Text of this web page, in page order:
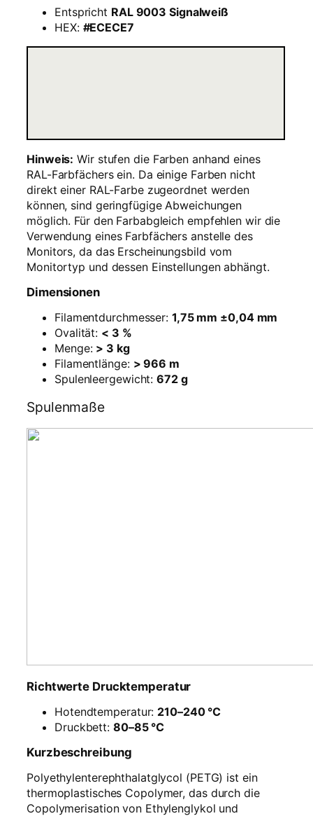
3
g
e
Entspricht RAL 9003 Signalweiß
HEX: #ECECE7
Hinweis: Wir stufen die Farben anhand eines
RAL-Farbfächers ein. Da einige Farben nicht
direkt einer RAL-Farbe zugeordnet werden
können, sind geringfügige Abweichungen
möglich. Für den Farbabgleich empfehlen wir die
Verwendung eines Farbfächers anstelle des
Monitors, da das Erscheinungsbild vom
Monitortyp und dessen Einstellungen abhängt.
Dimensionen
Filamentdurchmesser: 1,75 mm ±0,04 mm
Ovalität: < 3 %
Menge: > 3 kg
Filamentlänge: > 966 m
Spulenleergewicht:672 g
Spulenmaße
Richtwerte Drucktemperatur
Hotendtemperatur: 210–240 °C
Druckbett: 80–85 °C
Kurzbeschreibung
Polyethylenterephthalatglycol (PETG) ist ein
thermoplastisches Copolymer, das durch die
Copolymerisation von Ethylenglykol und